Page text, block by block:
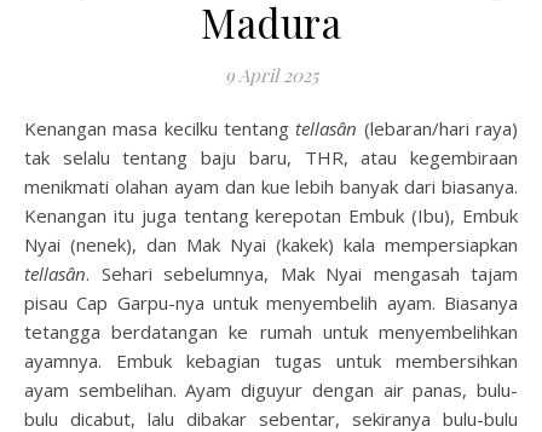
Madura
9 April 2025
Kenangan masa kecilku tentangtellasân (lebaran/hari raya)
tak selalu tentang baju baru, THR, atau kegembiraan
menikmati olahan ayam dan kue lebih banyak dari biasanya.
Kenangan itu juga tentang kerepotan Embuk (Ibu), Embuk
Nyai (nenek), dan Mak Nyai (kakek) kala mempersiapkan
tellasân. Sehari sebelumnya, Mak Nyai mengasah tajam
pisau Cap Garpu-nya untuk menyembelih ayam. Biasanya
tetangga berdatangan ke rumah untuk menyembelihkan
ayamnya. Embuk kebagian tugas untuk membersihkan
ayam sembelihan. Ayam diguyur dengan air panas, bulu-
bulu dicabut, lalu dibakar sebentar, sekiranya bulu-bulu